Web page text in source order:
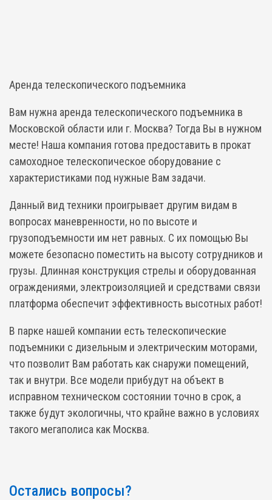
Аренда телескопического подъемника
Вам нужна аренда телескопического подъемника в
Московской области или г. Москва? Тогда Вы в нужном
месте! Наша компания готова предоставить в прокат
самоходное телескопическое оборудование с
характеристиками под нужные Вам задачи.
Данный вид техники проигрывает другим видам в
вопросах маневренности, но по высоте и
грузоподъемности им нет равных. С их помощью Вы
можете безопасно поместить на высоту сотрудников и
грузы. Длинная конструкция стрелы и оборудованная
ограждениями, электроизоляцией и средствами связи
платформа обеспечит эффективность высотных работ!
В парке нашей компании есть телескопические
подъемники с дизельным и электрическим моторами,
что позволит Вам работать как снаружи помещений,
так и внутри. Все модели прибудут на объект в
исправном техническом состоянии точно в срок, а
также будут экологичны, что крайне важно в условиях
такого мегаполиса как Москва.
Остались вопросы?